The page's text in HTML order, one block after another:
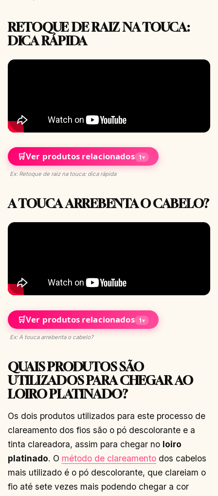
RETOQUE DE RAIZ NA TOUCA:
DICA RÁPIDA
🛒Ver produtos relacionados 1▾
Ex: Retoque de raiz na touca: dica rápida
A TOUCA ARREBENTA O CABELO?
🛒Ver produtos relacionados 1▾
Ex: A touca arrebenta o cabelo?
QUAIS PRODUTOS SÃO
UTILIZADOS PARA CHEGAR AO
LOIRO PLATINADO?
Os dois produtos utilizados para este processo de
clareamento dos fios são o pó descolorante e a
tinta clareadora, assim para chegar no loiro
platinado. O método de clareamento dos cabelos
mais utilizado é o pó descolorante, que clareiam o
fio até sete vezes mais podendo chegar a cor